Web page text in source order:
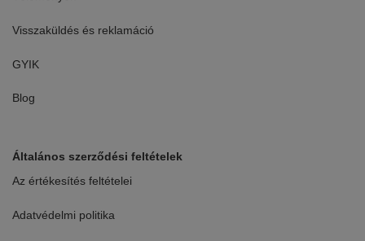
Visszaküldés és reklamáció
GYIK
Blog
Általános szerződési feltételek
Az értékesítés feltételei
Adatvédelmi politika